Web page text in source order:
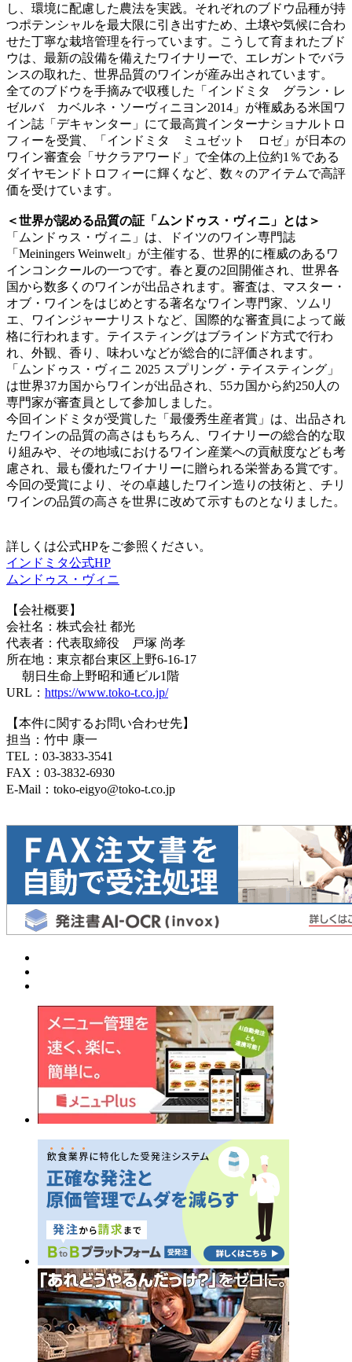
し、環境に配慮した農法を実践。それぞれのブドウ品種が持
つポテンシャルを最大限に引き出すため、土壌や気候に合わ
せた丁寧な栽培管理を行っています。こうして育まれたブド
ウは、最新の設備を備えたワイナリーで、エレガントでバラ
ンスの取れた、世界品質のワインが産み出されています。
全てのブドウを手摘みで収穫した「インドミタ グラン・レ
ゼルバ カベルネ・ソーヴィニヨン2014」が権威ある米国ワ
イン誌「デキャンター」にて最高賞インターナショナルトロ
フィーを受賞、「インドミタ ミュゼット ロゼ」が日本の
ワイン審査会「サクラアワード」で全体の上位約1％である
ダイヤモンドトロフィーに輝くなど、数々のアイテムで高評
価を受けています。
＜世界が認める品質の証「ムンドゥス・ヴィニ」とは＞
「ムンドゥス・ヴィニ」は、ドイツのワイン専門誌
「Meiningers Weinwelt」が主催する、世界的に権威のあるワ
インコンクールの一つです。春と夏の2回開催され、世界各
国から数多くのワインが出品されます。審査は、マスター・
オブ・ワインをはじめとする著名なワイン専門家、ソムリ
エ、ワインジャーナリストなど、国際的な審査員によって厳
格に行われます。テイスティングはブラインド方式で行わ
れ、外観、香り、味わいなどが総合的に評価されます。
「ムンドゥス・ヴィニ 2025 スプリング・テイスティング」
は世界37カ国からワインが出品され、55カ国から約250人の
専門家が審査員として参加しました。
今回インドミタが受賞した「最優秀生産者賞」は、出品され
たワインの品質の高さはもちろん、ワイナリーの総合的な取
り組みや、その地域におけるワイン産業への貢献度なども考
慮され、最も優れたワイナリーに贈られる栄誉ある賞です。
今回の受賞により、その卓越したワイン造りの技術と、チリ
ワインの品質の高さを世界に改めて示すものとなりました。
詳しくは公式HPをご参照ください。
インドミタ公式HP
ムンドゥス・ヴィニ
【会社概要】
会社名：株式会社 都光
代表者：代表取締役 戸塚 尚孝
所在地：東京都台東区上野6-16-17
朝日生命上野昭和通ビル1階
URL： https://www.toko-t.co.jp/
【本件に関するお問い合わせ先】
担当：竹中 康一
TEL：03-3833-3541
FAX：03-3832-6930
E-Mail：toko-eigyo@toko-t.co.jp